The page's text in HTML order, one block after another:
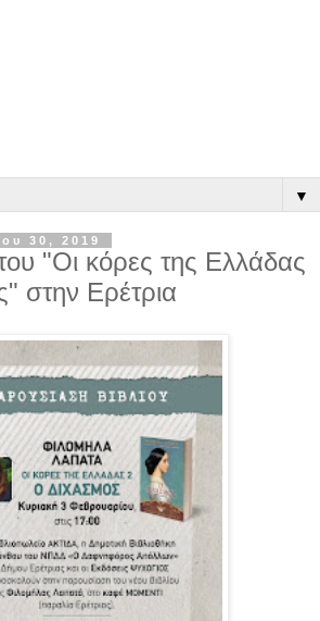
▼
30, 2019
"Οι κόρες της Ελλάδας
στην Ερέτρια